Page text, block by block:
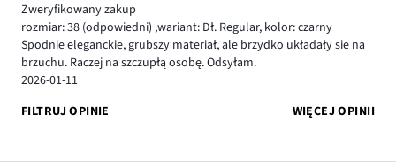
Zweryfikowany zakup
rozmiar: 38 (odpowiedni) ,wariant: Dł. Regular, kolor: czarny
Spodnie eleganckie, grubszy materiał, ale brzydko układały sie na
brzuchu. Raczej na szczupłą osobę. Odsyłam.
2026-01-11
FILTRUJ OPINIE
WIĘCEJ OPINII